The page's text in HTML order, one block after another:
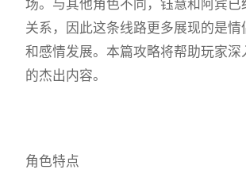
场。与其他角色不同，钰慧和阿宾已
关系，因此这条线路更多展现的是情
和感情发展。本篇攻略将帮助玩家深
的杰出内容。
角色特点